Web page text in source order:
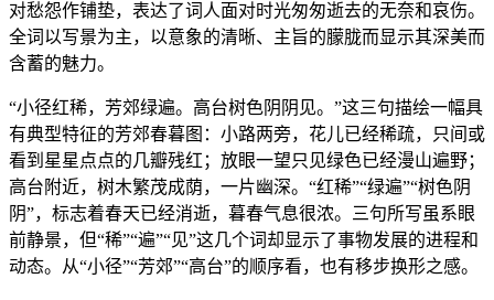
对愁怨作铺垫，表达了词人面对时光匆匆逝去的无奈和哀伤。
全词以写景为主，以意象的清晰、主旨的朦胧而显示其深美而
含蓄的魅力。
“小径红稀，芳郊绿遍。高台树色阴阴见。”这三句描绘一幅具
有典型特征的芳郊春暮图：小路两旁，花儿已经稀疏，只间或
看到星星点点的几瓣残红；放眼一望只见绿色已经漫山遍野；
高台附近，树木繁茂成荫，一片幽深。“红稀”“绿遍”“树色阴
阴”，标志着春天已经消逝，暮春气息很浓。三句所写虽系眼
前静景，但“稀”“遍”“见”这几个词却显示了事物发展的进程和
动态。从“小径”“芳郊”“高台”的顺序看，也有移步换形之感。